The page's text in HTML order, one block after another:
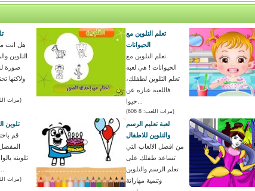
هل انت
التلوين
صورة
ولاكنها
(مرات اللعب: 4 056)
تعلم التلوين مع
الحيوانات
تعلم التلوين مع
الحيوانات ! هي لعبه
تعلم التلوين لطفلك،
فاللعبه عباره عن
(مرات اللعب: 8 606)
تلوين
قم
تلوينه
(مرات اللعب: 4 780)
لعبة تعليم الرسم
والتلوين للاطفال
من افضل الالعاب التي
تساعد طفلك على
تعلم الرسم والتلوين
وتنمية مهاراتة